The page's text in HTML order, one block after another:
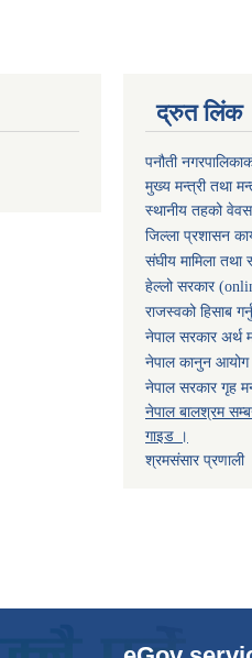
द्रुत लिंक
पनौती
मुख्य मन्त्री तथा
स्थानीय तहको
जिल्ला प्रशासन
संघीय मामिला तथा
हेल्लो सरकार
राजस्वको हिसाब
नेपाल सरकार अर्थ
नेपाल कानुन आयोग
नेपाल सरकार गृह
नेपाल बालश्रम
गाइड ।
श्रमसंसार प्रणाली